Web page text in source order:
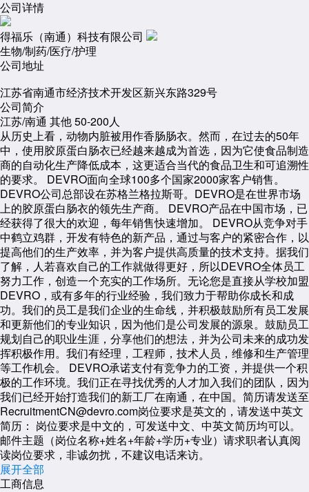
公司详情
得福乐（南通）科技有限公司
生物/制药/医疗/护理
公司地址
江苏省南通市经济技术开发区新兴东路329号
公司简介
江苏/南通 其他50-200人
从历史上看，动物内脏被用作香肠肠衣。然而，在过去的50年
中，使用胶原蛋白肠衣已经越来越成为首选，因为它使食品制造
商的自动化生产降低成本，这更适合当代的食品卫生和可追溯性
的要求。 DEVRO面向全球100多个国家2000家客户销售。
DEVRO公司总部设在苏格兰格拉斯哥。DEVRO是在世界市场
上的胶原蛋白肠衣的领先生产商。 DEVRO产品在中国市场，已
经获得了很大的欢迎，每年销售快速增加。 DEVRO从竞争对手
中鹤立鸡群，开发有特色的新产品，通过与客户的紧密合作，以
提高他们的生产效率，并为客户提供高质量的技术支持。据我们
了解，人若喜欢自己的工作就做得更好，所以DEVRO全体员工
努力工作，创造一个充实的工作场所。无论您是直接从学校加盟
DEVRO，或有多年的行业经验，我们致力于帮助你成长和成
功。我们的员工是我们企业的生命线，并积极鼓励所有员工发展
和更新他们的专业知识，因为他们是公司发展的源泉。鼓励员工
规划自己的职业生涯，分享他们的想法，并为公司未来的成功发
挥积极作用。我们有经理，工程师，技术人员，维修和生产管理
等工作机会。 DEVRO承诺支付有竞争力的工资，并提供一个积
极的工作环境。我们正在寻找优秀的人才加入我们的团队，因为
我们已经开始打造我们的新工厂在南通，在中国。简历请发送至
RecruitmentCN@devro.com岗位要求是英文的，请发送中英文
简历： 岗位要求是中文的，可发送中文、中英文简历均可以。
邮件主题（岗位名称+姓名+年龄+学历+专业）请求职者认真阅
读岗位要求，非诚勿扰，不建议电话来访。
展开全部
工商信息